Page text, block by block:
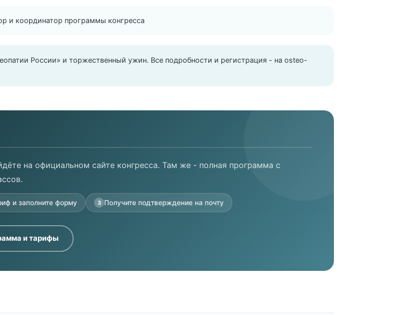
и координатор программы конгресса
России» и торжественный ужин. Все подробности и регистрация - на osteo-
на официальном сайте конгресса. Там же - полная программа с
и заполните форму 3 Получите подтверждение на почту
и тарифы